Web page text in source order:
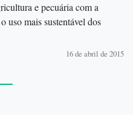
e pecuária com a
uso mais sustentável dos
16 de abril de 2015